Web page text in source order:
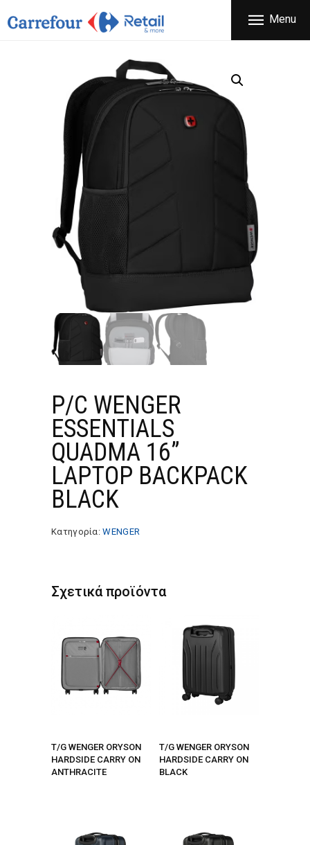
Menu
CARREFOUR
ΕΤΑΙΡΕΙΑ
ΠΡΟΪΟΝΤΑ
ΚΑΤΑΣΤΗΜΑΤΑ
ΠΡΟΣΦΟΡΕΣ
FRANCHISE
ΝΕΑ
ΕΠΙΚΟΙΝΩΝΙΑ
P/C WENGER
ESSENTIALS
QUADMA 16”
LAPTOP BACKPACK
BLACK
Κατηγορία:WENGER
Σχετικά προϊόντα
T/G WENGER ORYSON
HARDSIDE CARRY ON
ANTHRACITE
T/G WENGER ORYSON
HARDSIDE CARRY ON
BLACK